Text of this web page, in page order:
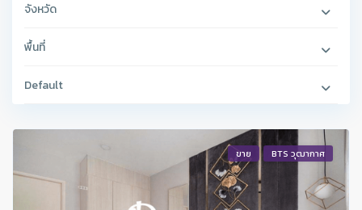
จังหวัด
พื้นที่
Default
ขาย BTS วุฒากาศ